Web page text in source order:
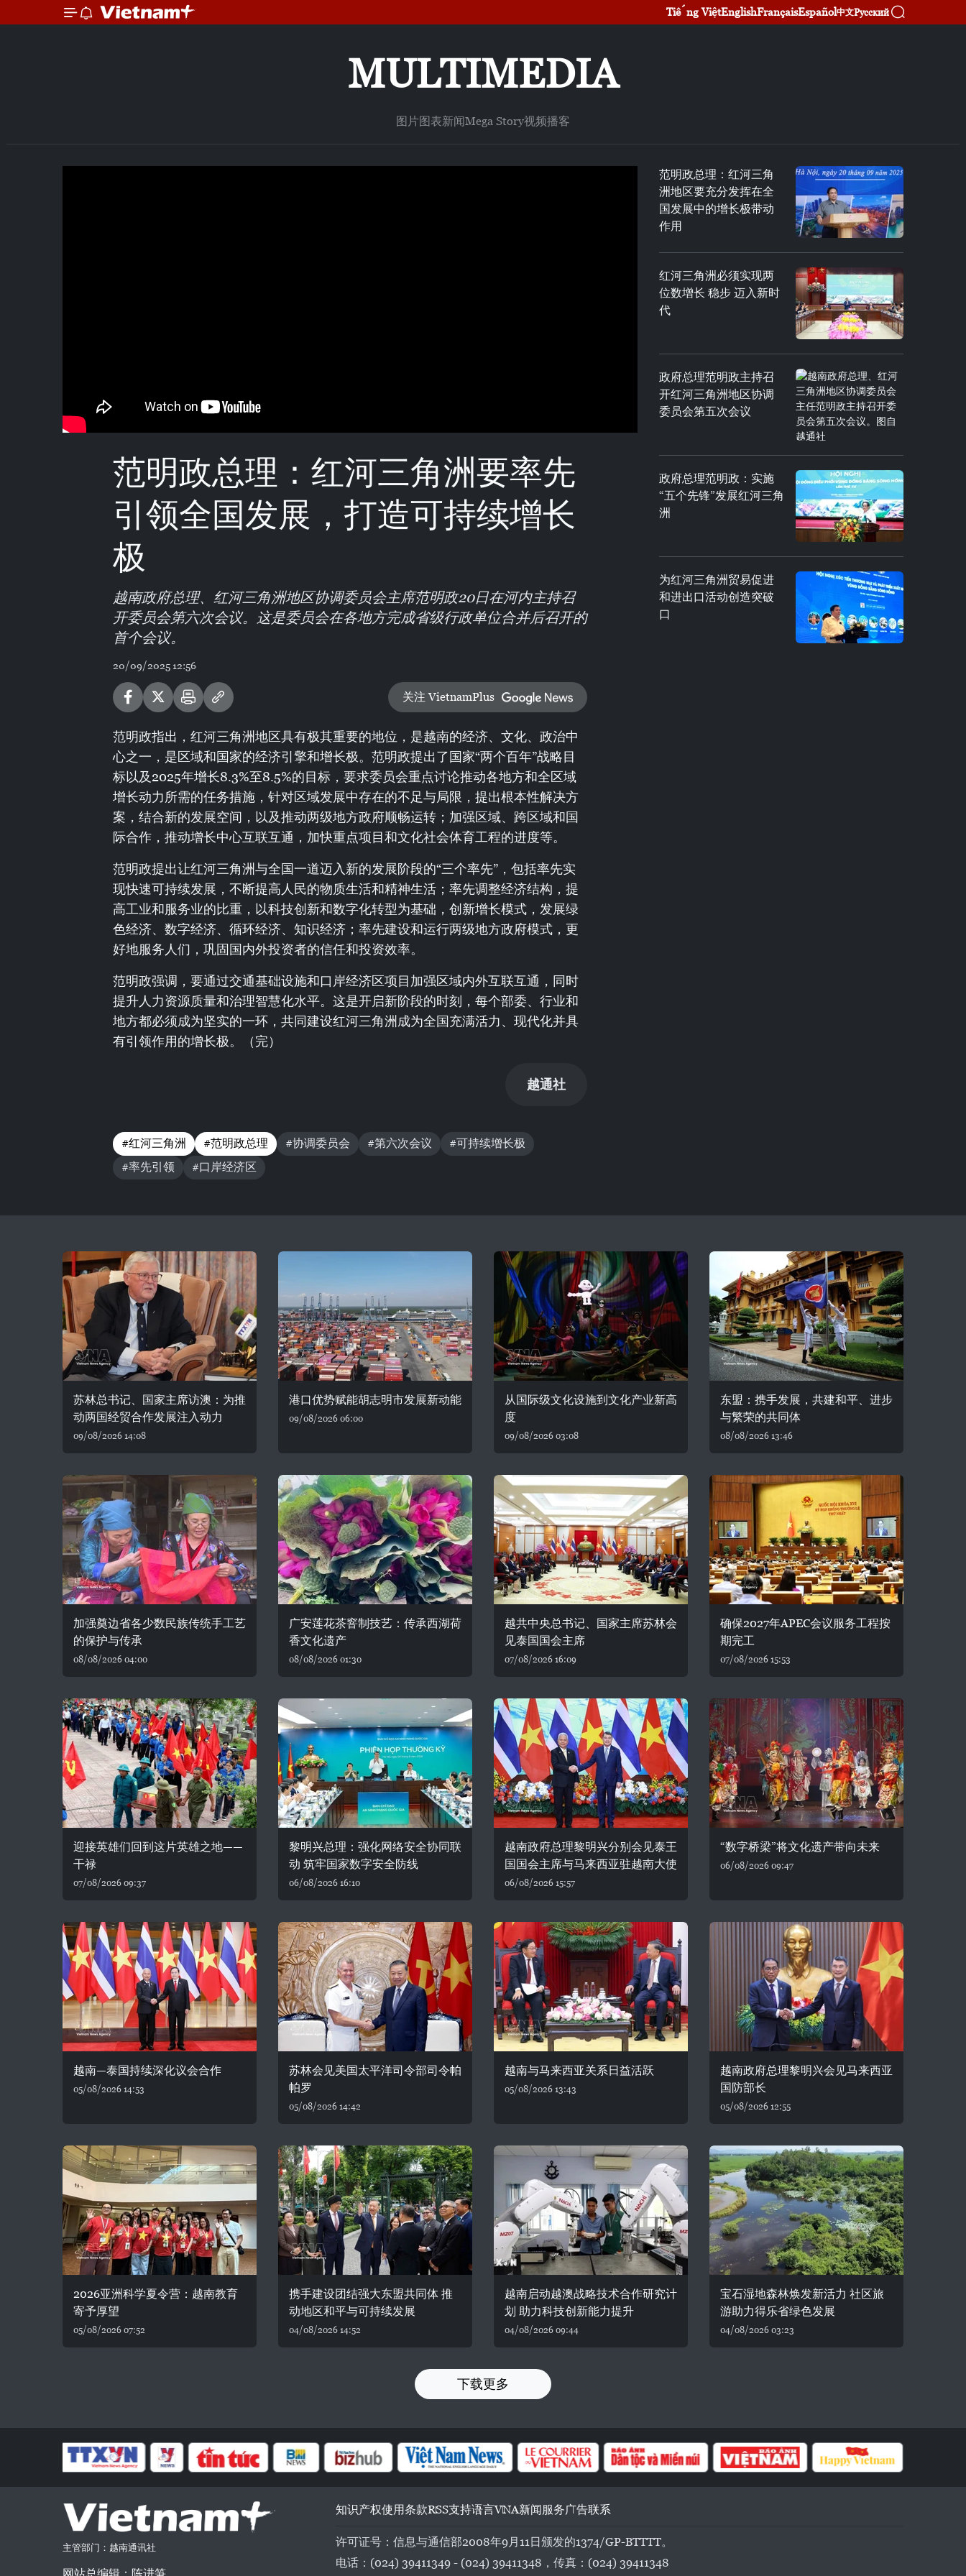
Tiếng ViệtEnglishFrançaisEspañol中文Русский
MULTIMEDIA
图片图表新闻Mega Story视频播客
范明政总理：红河三角洲要率先
引领全国发展，打造可持续增长
极
越南政府总理、红河三角洲地区协调委员会主席范明政20日在河内主持召
开委员会第六次会议。这是委员会在各地方完成省级行政单位合并后召开的
首个会议。
20/09/2025 12:56
关注 VietnamPlus
范明政指出，红河三角洲地区具有极其重要的地位，是越南的经济、文化、政治中
心之一，是区域和国家的经济引擎和增长极。范明政提出了国家“两个百年”战略目
标以及2025年增长8.3%至8.5%的目标，要求委员会重点讨论推动各地方和全区域
增长动力所需的任务措施，针对区域发展中存在的不足与局限，提出根本性解决方
案，结合新的发展空间，以及推动两级地方政府顺畅运转；加强区域、跨区域和国
际合作，推动增长中心互联互通，加快重点项目和文化社会体育工程的进度等。
范明政提出让红河三角洲与全国一道迈入新的发展阶段的“三个率先”，包括率先实
现快速可持续发展，不断提高人民的物质生活和精神生活；率先调整经济结构，提
高工业和服务业的比重，以科技创新和数字化转型为基础，创新增长模式，发展绿
色经济、数字经济、循环经济、知识经济；率先建设和运行两级地方政府模式，更
好地服务人们，巩固国内外投资者的信任和投资效率。
范明政强调，要通过交通基础设施和口岸经济区项目加强区域内外互联互通，同时
提升人力资源质量和治理智慧化水平。这是开启新阶段的时刻，每个部委、行业和
地方都必须成为坚实的一环，共同建设红河三角洲成为全国充满活力、现代化并具
有引领作用的增长极。（完）
越通社
#红河三角洲 #范明政总理 #协调委员会 #第六次会议
#可持续增长极
#率先引领
#口岸经济区
范明政总理：红河三角
洲地区要充分发挥在全
国发展中的增长极带动
作用
红河三角洲必须实现两
位数增长 稳步 迈入新时
代
政府总理范明政主持召
开红河三角洲地区协调
委员会第五次会议
政府总理范明政：实施
“五个先锋”发展红河三角
洲
为红河三角洲贸易促进
和进出口活动创造突破
口
苏林总书记、国家主席访澳：为推
动两国经贸合作发展注入动力
09/08/2026 14:08
港口优势赋能胡志明市发展新动能
09/08/2026 06:00
从国际级文化设施到文化产业新高
度
09/08/2026 03:08
东盟：携手发展，共建和平、进步
与繁荣的共同体
08/08/2026 13:46
加强奠边省各少数民族传统手工艺
的保护与传承
08/08/2026 04:00
广安莲花茶窨制技艺：传承西湖荷
香文化遗产
08/08/2026 01:30
越共中央总书记、国家主席苏林会
见泰国国会主席
07/08/2026 16:09
确保2027年APEC会议服务工程按
期完工
07/08/2026 15:53
迎接英雄们回到这片英雄之地——
干禄
07/08/2026 09:37
黎明兴总理：强化网络安全协同联
动 筑牢国家数字安全防线
06/08/2026 16:10
越南政府总理黎明兴分别会见泰王
国国会主席与马来西亚驻越南大使
06/08/2026 15:57
“数字桥梁”将文化遗产带向未来
06/08/2026 09:47
越南—泰国持续深化议会合作
05/08/2026 14:53
苏林会见美国太平洋司令部司令帕
帕罗
05/08/2026 14:42
越南与马来西亚关系日益活跃
05/08/2026 13:43
越南政府总理黎明兴会见马来西亚
国防部长
05/08/2026 12:55
2026亚洲科学夏令营：越南教育
寄予厚望
05/08/2026 07:52
携手建设团结强大东盟共同体 推
动地区和平与可持续发展
04/08/2026 14:52
越南启动越澳战略技术合作研究计
划 助力科技创新能力提升
04/08/2026 09:44
宝石湿地森林焕发新活力 社区旅
游助力得乐省绿色发展
04/08/2026 03:23
下载更多
主管部门：越南通讯社
知识产权使用条款RSS支持语言VNA新闻服务广告联系
许可证号：信息与通信部2008年9月11日颁发的1374/GP-BTTTT。
电话：(024) 39411349 - (024) 39411348，传真：(024) 39411348